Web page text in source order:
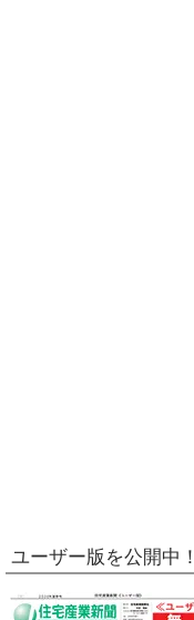
ユーザー版を公開中！